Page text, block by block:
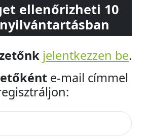
ellenőrizheti 10
jelentkezzen be.
e-mail címmel